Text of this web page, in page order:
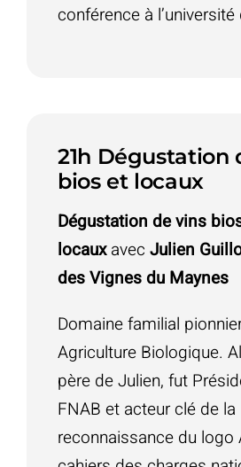
conférence à
21h Dégustation
bios et locaux
Dégustation de vins
locauxavec Julien
des Vignes du Maynes
Domaine familial
Agriculture Biologique.
père de Julien, fut
FNAB et acteur clé de la
reconnaissance du logo